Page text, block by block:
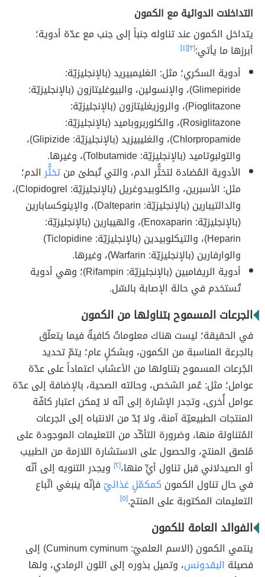
التداخلات الدوائية مع الكمون
يتداخل الكمون عند تناوله جنباً إلى جنب مع عدّة أدوية؛
أبرزها ما يأتي:[٣] [٤]
أدوية السكري؛ مثل: الغليمبيريد (بالإنجليزيّة:
Glimepiride)، والإنسولين، والبيوغليتازون (بالإنجليزيّة:
Pioglitazone)، والروزيغليتازون (بالإنجليزيّة:
Rosiglitazone)، والكلوربروباميد (بالإنجليزيّة:
Chlorpropamide)، والغليبيزيد (بالإنجليزيّة: Glipizide)،
والتولبوتاميد (بالإنجليزيّة: Tolbutamide)، وغيرها.
الأدوية المُضادة لتخثُّر الدم، والتي تُبطئ منتخثُّرالدم؛
مثل: الأسبرين، والكلوبيدوغريل (بالإنجليزيّة: Clopidogrel)،
والدالتيبارين (بالإنجليزيّة: Dalteparin)، والإينوكسابارين
(بالإنجليزيّة: Enoxaparin)، والهيبارين (بالإنجليزيّة:
Heparin)، والتيكلوبيدين (بالإنجليزيّة: Ticlopidine)
والوارفارين (بالإنجليزيّة: Warfarin)، وغيرها.
أدوية الريفامبين (بالإنجليزيّة: Rifampin)؛ وهي أدوية
تُستخدم في حالة الإصابة بالسّل.
الجرعات المسموح بتناولها من الكمون
في الحقيقة؛ ليست هناك معلوماتٌ كافيةٌ فيما يتعلّق
بالجرعة المناسبة من الكمون، وبشكلٍ عام؛ يتمّ تحديد
الجُرعات المسموح بتناولها من الأعشاب اعتماداً على عدّة
عوامل؛ مثل: عُمر الشخص، وحالته الصحية، بالإضافة إلى عدّة
عوامل أُخرى، وتجدر الإشارة إلى أنّه لا يُمكن اعتبار كافّة
المنتجات الطبيعيّة آمنة، ولا بُدّ من الانتباه إلى الجرعات
المُتناولة منها، وضرورة التأكّد من التعليمات الموجودة على
مُلصق المنتج، والحصول على الاستشارة اللازمة من الطبيب
أو الصيدلاني قبل تناول أيٍّ منها،[٢]
ويجدر التنويه إلى أنّه
في حال تناول الكمون كمكمّلٍ غذائيّ فإنّه ينبغي اتّباع
التعليمات المكتوبة على المنتج.[٥]
الفوائد العامة للكمون
ينتمي الكمون (الاسم العلميّ: Cuminum cyminum) إلى
فصيلة البقدونس، وتميل بذوره إلى اللون الرمادي، ولها